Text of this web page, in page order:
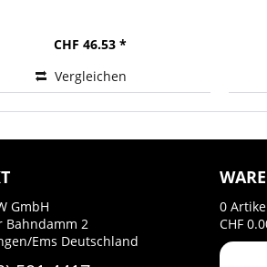
CHF 46.53 *
Vergleichen
GmbH
Bahndamm 2
Ems Deutschland
0
CHF